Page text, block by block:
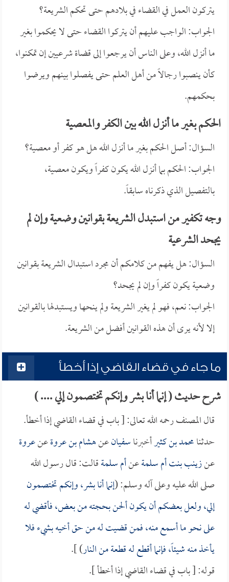
يتركون العمل في القضاء في بلادهم حتى تحكم الشريعة؟
الجواب: الواجب عليهم أن يتركوا القضاء حتى لا يحكموا بغير
ما أنزل الله، وعلى الناس أن يرجعوا إلى قضاة شرعيين إن تمكنوا،
كأن ينصبوا رجالاً من أهل العلم حتى يفصلوا بينهم ويرضوا
بحكمهم.
الحكم بغير ما أنزل الله بين الكفر والمعصية
السؤال: أصل الحكم بغير ما أنزل الله هل هو كفر أو معصية؟
الجواب: الحكم بما أنزل الله يكون كفراً ويكون معصية،
بالتفصيل الذي ذكرناه سابقاً.
وجه تكفير من استبدل الشريعة بقوانين وضعية وإن لم
يجحد الشرعية
السؤال: هل يفهم من كلامكم أن مجرد استبدال الشريعة بقوانين
وضعية يكون كفراً وإن لم يجحد؟
الجواب: نعم، فهو لم يغير الشريعة ولم ينحها ويستبدلها بالقوانين
إلا لأنه يرى أن هذه القوانين أفضل من الشريعة.
ما جاء في قضاء القاضي إذا أخطأ
شرح حديث ( إنما أنا بشر وإنكم تختصمون إلي .... )
قال المصنف رحمه الله تعالى: [ باب في قضاء القاضي إذا أخطأ.
حدثنامحمد بن كثيرأخبرناسفيانعنهشام بن عروةعنعروة
عنزينب بنت أم سلمةعنأم سلمةقالت: قال رسول الله
صلى الله عليه وعلى آله وسلم: (إنما أنا بشر، وإنكم تختصمون
إلي، ولعل بعضكم أن يكون ألحن بحجته من بعض، فأقضي له
على نحو ما أسمع منه، فمن قضيت له من حق أخيه بشيء فلا
يأخذ منه شيئاً، فإنما أقطع له قطعة من النار) ].
قوله: [ باب في قضاء القاضي إذا أخطأ ].